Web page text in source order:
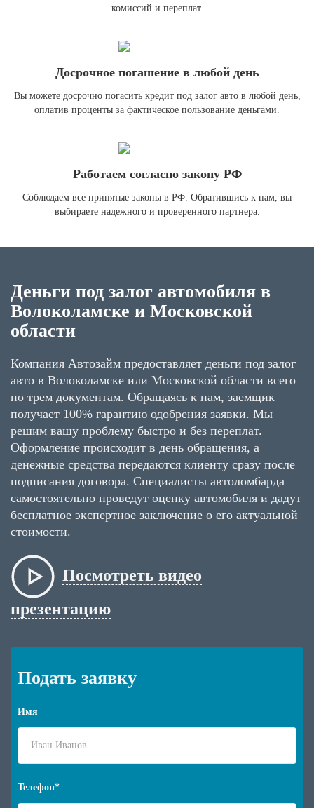
комиссий и переплат.
Досрочное погашение в любой день
Вы можете досрочно погасить кредит под залог авто в любой день,
оплатив проценты за фактическое пользование деньгами.
Работаем согласно закону РФ
Соблюдаем все принятые законы в РФ. Обратившись к нам, вы
выбираете надежного и проверенного партнера.
Деньги под залог автомобиля в
Волоколамске и Московской
области
Компания Автозайм предоставляет деньги под залог
авто в Волоколамске или Московской области всего
по трем документам. Обращаясь к нам, заемщик
получает 100% гарантию одобрения заявки. Мы
решим вашу проблему быстро и без переплат.
Оформление происходит в день обращения, а
денежные средства передаются клиенту сразу после
подписания договора. Специалисты автоломбарда
самостоятельно проведут оценку автомобиля и дадут
бесплатное экспертное заключение о его актуальной
стоимости.
Посмотреть видео
презентацию
Подать заявку
Имя
Телефон*